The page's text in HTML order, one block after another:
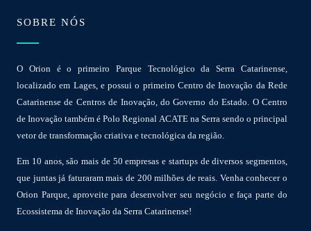
SOBRE NÓS
O Orion é o primeiro Parque Tecnológico da Serra Catarinense,
localizado em Lages, e possui o primeiro Centro de Inovação da Rede
Catarinense de Centros de Inovação, do Governo do Estado. O Centro
de Inovação também é Polo Regional ACATE na Serra sendo o principal
vetor de transformação criativa e tecnológica da região.
Em 10 anos, são mais de 50 empresas e startups de diversos segmentos,
que juntas já faturaram mais de 200 milhões de reais. Venha conhecer o
Orion Parque, aproveite para desenvolver seu negócio e faça parte do
Ecossistema de Inovação da Serra Catarinense!